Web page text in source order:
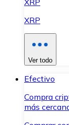
XRP
XRP
Ver todo
Efectivo
Compra
más